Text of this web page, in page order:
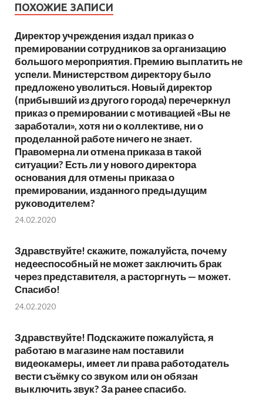
ПОХОЖИЕ ЗАПИСИ
Директор учреждения издал приказ о
премировании сотрудников за организацию
большого мероприятия. Премию выплатить не
успели. Министерством директору было
предложено уволиться. Новый директор
(прибывший из другого города) перечеркнул
приказ о премировании с мотивацией «Вы не
заработали», хотя ни о коллективе, ни о
проделанной работе ничего не знает.
Правомерна ли отмена приказа в такой
ситуации? Есть ли у нового директора
основания для отмены приказа о
премировании, изданного предыдущим
руководителем?
24.02.2020
Здравствуйте! скажите, пожалуйста, почему
недееспособный не может заключить брак
через представителя, а расторгнуть — может.
Спасибо!
24.02.2020
Здравствуйте! Подскажите пожалуйста, я
работаю в магазине нам поставили
видеокамеры, имеет ли права работодатель
вести съёмку со звуком или он обязан
выключить звук? За ранее спасибо.